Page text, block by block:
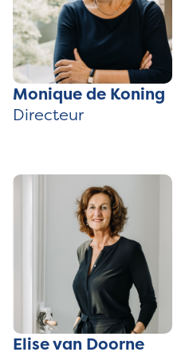
Monique de Koning
Directeur
Elise van Doorne